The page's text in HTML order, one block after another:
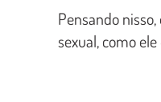
Pensando
sexual, como